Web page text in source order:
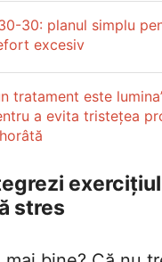
30: planul simplu
excesiv
tratament este
a evita tristețea
stres